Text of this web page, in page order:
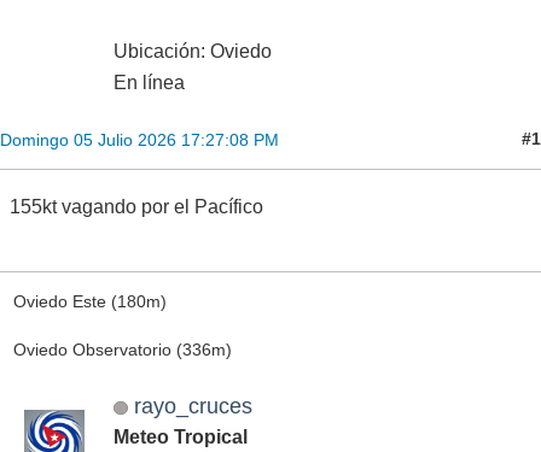
Ubicación: Oviedo
En línea
Domingo 05 Julio 2026 17:27:08 PM #1
155kt vagando por el Pacífico
Oviedo Este (180m)
Oviedo Observatorio (336m)
rayo_cruces
Meteo Tropical